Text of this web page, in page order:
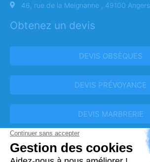
46, rue de la Meignanne , 49100 Angers
Obtenez un devis
DEVIS OBSÈQUES
DEVIS PRÉVOYANCE
DEVIS MARBRERIE